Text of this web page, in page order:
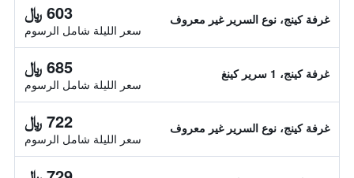
غرفة كينج، نوع السرير غير معروف 603 ﷼
سعر الليلة شامل الرسوم
غرفة كينج، 1 سرير كينغ 685 ﷼
سعر الليلة شامل الرسوم
غرفة كينج، نوع السرير غير معروف 722 ﷼
سعر الليلة شامل الرسوم